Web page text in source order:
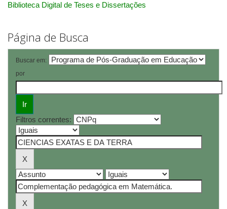
Biblioteca Digital de Teses e Dissertações
Página de Busca
Buscar em:
por
Filtros correntes: